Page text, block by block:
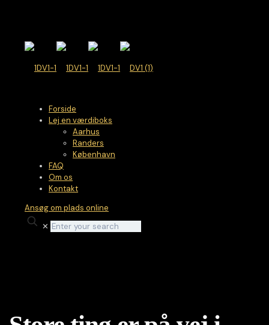
Forside
Lej en værdiboks
Aarhus
Randers
København
FAQ
Om os
Kontakt
Ansøg om plads online
✕